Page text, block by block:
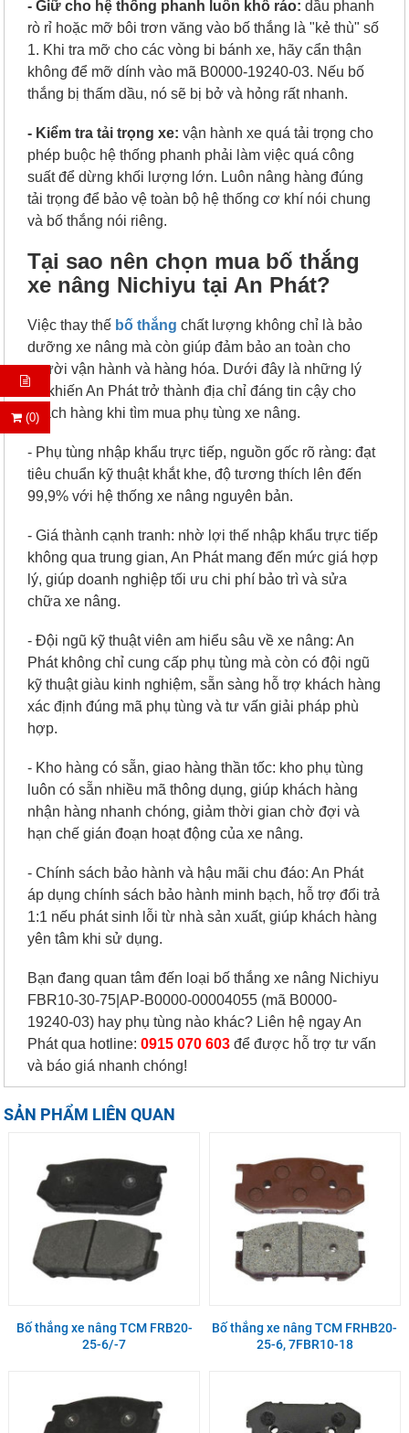
(0)
- Giữ cho hệ thống phanh luôn khô ráo: dầu phanh
rò rỉ hoặc mỡ bôi trơn văng vào bố thắng là "kẻ thù" số
1. Khi tra mỡ cho các vòng bi bánh xe, hãy cẩn thận
không để mỡ dính vào mã B0000-19240-03. Nếu bố
thắng bị thấm dầu, nó sẽ bị bở và hỏng rất nhanh.
- Kiểm tra tải trọng xe: vận hành xe quá tải trọng cho
phép buộc hệ thống phanh phải làm việc quá công
suất để dừng khối lượng lớn. Luôn nâng hàng đúng
tải trọng để bảo vệ toàn bộ hệ thống cơ khí nói chung
và bố thắng nói riêng.
Tại sao nên chọn mua bố thắng
xe nâng Nichiyu tại An Phát?
Việc thay thế bố thắng chất lượng không chỉ là bảo
dưỡng xe nâng mà còn giúp đảm bảo an toàn cho
người vận hành và hàng hóa. Dưới đây là những lý
do khiến An Phát trở thành địa chỉ đáng tin cậy cho
khách hàng khi tìm mua phụ tùng xe nâng.
- Phụ tùng nhập khẩu trực tiếp, nguồn gốc rõ ràng: đạt
tiêu chuẩn kỹ thuật khắt khe, độ tương thích lên đến
99,9% với hệ thống xe nâng nguyên bản.
- Giá thành cạnh tranh: nhờ lợi thế nhập khẩu trực tiếp
không qua trung gian, An Phát mang đến mức giá hợp
lý, giúp doanh nghiệp tối ưu chi phí bảo trì và sửa
chữa xe nâng.
- Đội ngũ kỹ thuật viên am hiểu sâu về xe nâng: An
Phát không chỉ cung cấp phụ tùng mà còn có đội ngũ
kỹ thuật giàu kinh nghiệm, sẵn sàng hỗ trợ khách hàng
xác định đúng mã phụ tùng và tư vấn giải pháp phù
hợp.
- Kho hàng có sẵn, giao hàng thần tốc: kho phụ tùng
luôn có sẵn nhiều mã thông dụng, giúp khách hàng
nhận hàng nhanh chóng, giảm thời gian chờ đợi và
hạn chế gián đoạn hoạt động của xe nâng.
- Chính sách bảo hành và hậu mãi chu đáo: An Phát
áp dụng chính sách bảo hành minh bạch, hỗ trợ đổi trả
1:1 nếu phát sinh lỗi từ nhà sản xuất, giúp khách hàng
yên tâm khi sử dụng.
Bạn đang quan tâm đến loại bố thắng xe nâng Nichiyu
FBR10-30-75|AP-B0000-00004055 (mã B0000-
19240-03) hay phụ tùng nào khác? Liên hệ ngay An
Phát qua hotline:0915 070 603 để được hỗ trợ tư vấn
và báo giá nhanh chóng!
SẢN PHẨM LIÊN QUAN
Bố thắng xe nâng TCM FRB20-
25-6/-7
Bố thắng xe nâng TCM FRHB20-
25-6, 7FBR10-18